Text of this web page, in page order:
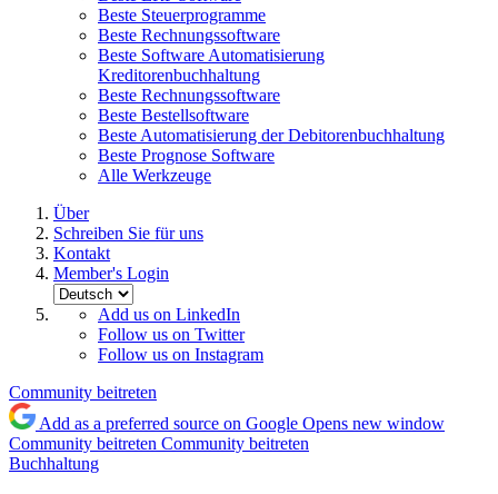
Beste Steuerprogramme
Beste Rechnungssoftware
Beste Software Automatisierung
Kreditorenbuchhaltung
Beste Rechnungssoftware
Beste Bestellsoftware
Beste Automatisierung der Debitorenbuchhaltung
Beste Prognose Software
Alle Werkzeuge
Über
Schreiben Sie für uns
Kontakt
Member's Login
Add us on LinkedIn
Follow us on Twitter
Follow us on Instagram
Community beitreten
Add as a preferred source on Google Opens new window
Community beitreten Community beitreten
Buchhaltung